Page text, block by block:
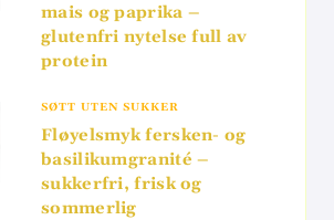
mais og paprika –
glutenfri nytelse full av
protein
SØTT UTEN SUKKER
Fløyelsmyk fersken- og
basilikumgranité –
sukkerfri, frisk og
sommerlig